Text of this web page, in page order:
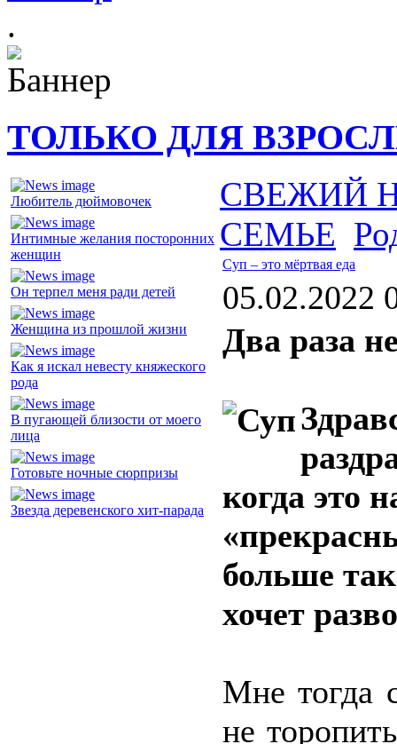
.
ТОЛЬКО ДЛЯ
Любитель дюймовочек
Интимные желания посторонних
женщин
Он терпел меня ради детей
Женщина из прошлой жизни
Как я искал невесту княжеского
рода
В пугающей близости от моего
лица
Готовьте ночные сюрпризы
Звезда деревенского хит-парада
СВЕЖИЙ
СЕМЬЕ
Суп – это мёртвая еда
05.02.2022
Два раза
когда это
больше
хочет
Мне тогда
не